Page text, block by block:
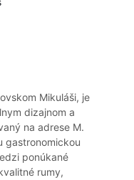
Mikuláši, je
dizajnom a
na adrese M.
gastronomickou
ponúkané
rumy,